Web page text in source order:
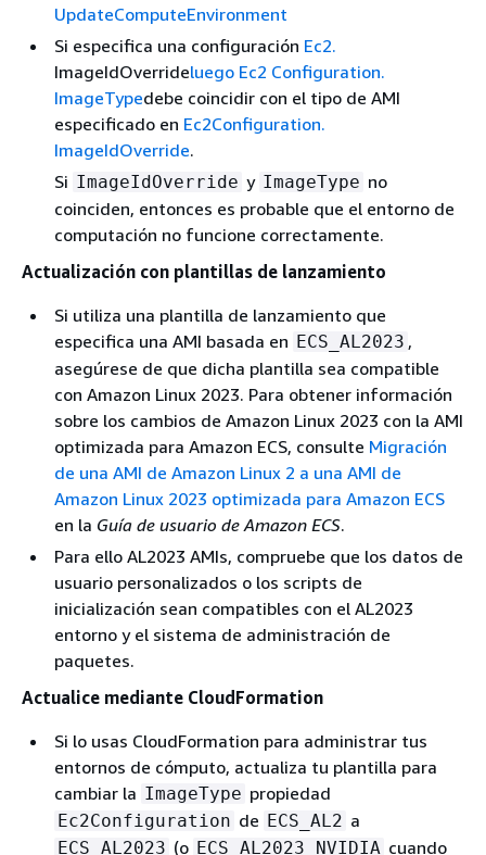
UpdateComputeEnvironment
Si especifica una configuración Ec2.
ImageIdOverrideluego Ec2 Configuration.
ImageTypedebe coincidir con el tipo de AMI
especificado en Ec2Configuration.
ImageIdOverride.
Si ImageIdOverride y ImageType no
coinciden, entonces es probable que el entorno de
computación no funcione correctamente.
Actualización con plantillas de lanzamiento
Si utiliza una plantilla de lanzamiento que
especifica una AMI basada en ECS_AL2023 ,
asegúrese de que dicha plantilla sea compatible
con Amazon Linux 2023. Para obtener información
sobre los cambios de Amazon Linux 2023 con la AMI
optimizada para Amazon ECS, consulte Migración
de una AMI de Amazon Linux 2 a una AMI de
Amazon Linux 2023 optimizada para Amazon ECS
en la Guía de usuario de Amazon ECS.
Para ello AL2023 AMIs, compruebe que los datos de
usuario personalizados o los scripts de
inicialización sean compatibles con el AL2023
entorno y el sistema de administración de
paquetes.
Actualice mediante CloudFormation
Si lo usas CloudFormation para administrar tus
entornos de cómputo, actualiza tu plantilla para
cambiar la ImageType propiedad
Ec2Configuration de ECS_AL2 a
ECS_AL2023 (o ECS_AL2023_NVIDIA cuando